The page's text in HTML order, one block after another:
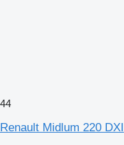
44
Renault Midlum 220 DXI